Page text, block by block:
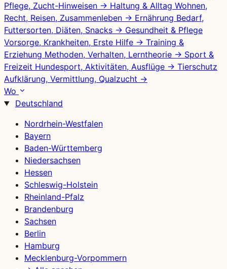
Pflege, Zucht-Hinweisen → Haltung & Alltag Wohnen,
Recht, Reisen, Zusammenleben → Ernährung Bedarf,
Futtersorten, Diäten, Snacks → Gesundheit & Pflege
Vorsorge, Krankheiten, Erste Hilfe → Training &
Erziehung Methoden, Verhalten, Lerntheorie → Sport &
Freizeit Hundesport, Aktivitäten, Ausflüge → Tierschutz
Aufklärung, Vermittlung, Qualzucht →
Wo
Deutschland
Nordrhein-Westfalen
Bayern
Baden-Württemberg
Niedersachsen
Hessen
Schleswig-Holstein
Rheinland-Pfalz
Brandenburg
Sachsen
Berlin
Hamburg
Mecklenburg-Vorpommern